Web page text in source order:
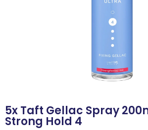
5x Taft Gellac Spray
Strong Hold 4